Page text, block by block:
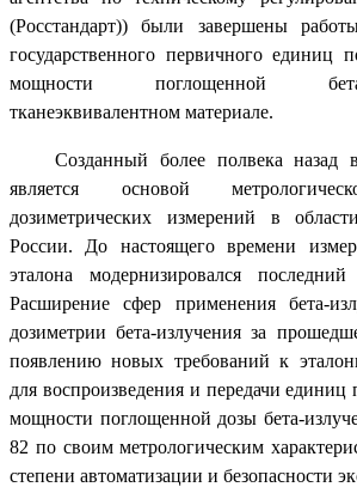
(Росстандарт)) были завершены
государственного первичного единиц
мощности поглощенной
тканеэквивалентном материале.
Созданный более полвека
является основой
дозиметрических измерений в
России. До настоящего времени
эталона модернизировался
Расширение сфер применения бета-
дозиметрии бета-излучения за
появлению новых требований к
для воспроизведения и передачи
мощности поглощенной дозы бета-
82 по своим метрологическим
степени автоматизации и безопасности